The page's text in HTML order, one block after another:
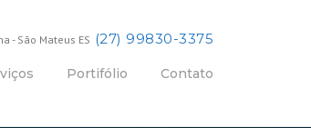
- São Mateus ES (27) 99830-3375
Portifólio Contato